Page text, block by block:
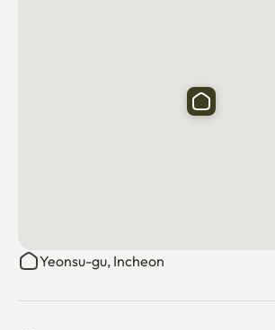
致租赁立即终止且不予退款。
Yeonsu-gu, Incheon